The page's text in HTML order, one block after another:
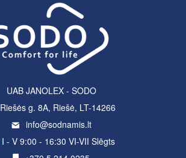
UAB JANOLEX - SODO
Riešės g. 8A, Riešė, LT-14266
info@sodnamis.lt
I - V 9:00 - 16:30 VI-VII Slēgts